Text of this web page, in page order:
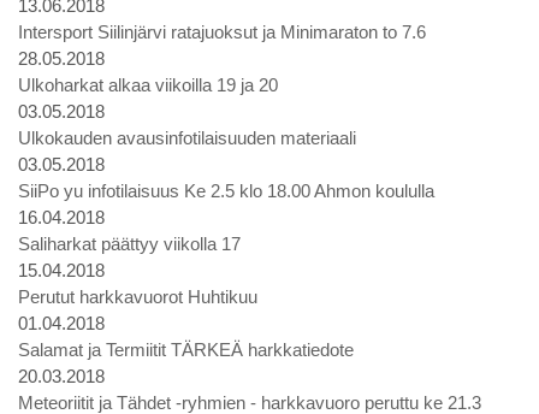
13.06.2018
Intersport Siilinjärvi ratajuoksut ja Minimaraton to 7.6
28.05.2018
Ulkoharkat alkaa viikoilla 19 ja 20
03.05.2018
Ulkokauden avausinfotilaisuuden materiaali
03.05.2018
SiiPo yu infotilaisuus Ke 2.5 klo 18.00 Ahmon koululla
16.04.2018
Saliharkat päättyy viikolla 17
15.04.2018
Perutut harkkavuorot Huhtikuu
01.04.2018
Salamat ja Termiitit TÄRKEÄ harkkatiedote
20.03.2018
Meteoriitit ja Tähdet -ryhmien - harkkavuoro peruttu ke 21.3